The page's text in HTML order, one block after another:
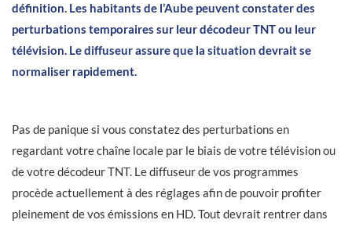
définition. Les habitants de l’Aube peuvent constater des
perturbations temporaires sur leur décodeur TNT ou leur
télévision. Le diffuseur assure que la situation devrait se
normaliser rapidement.
Pas de panique si vous constatez des perturbations en
regardant votre chaîne locale par le biais de votre télévision ou
de votre décodeur TNT. Le diffuseur de vos programmes
procède actuellement à des réglages afin de pouvoir profiter
pleinement de vos émissions en HD. Tout devrait rentrer dans